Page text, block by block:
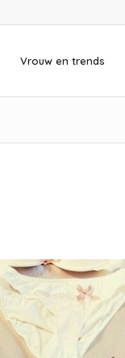
Vrouw en trends